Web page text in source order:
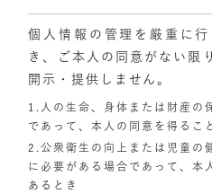
個人情報の管理を厳重に
き、ご本人の同意がない限
開示・提供しません。
1.人の生命、身体または財産の
であって、本人の同意を得るこ
2.公衆衛生の向上または児童の
に必要がある場合であって、本
あるとき